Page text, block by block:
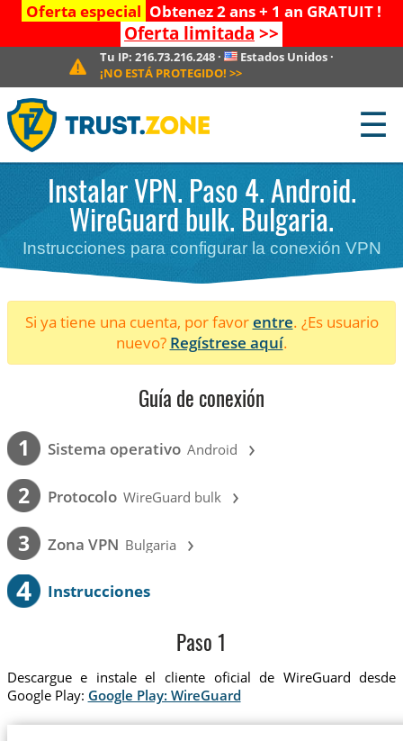
Oferta especial Obtenez 2 ans + 1 an GRATUIT !
Oferta limitada >>
Tu IP: 216.73.216.248· Estados Unidos ·
¡NO ESTÁ PROTEGIDO! >>
☰
Instalar VPN. Paso 4. Android.
WireGuard bulk. Bulgaria.
Instrucciones para configurar la conexión VPN
Si ya tiene una cuenta, por favorentre. ¿Es usuario
nuevo? Regístrese aquí.
Guía de conexión
1 Sistema operativo Android ›
2 Protocolo WireGuard bulk ›
3 Zona VPN Bulgaria ›
4 Instrucciones
Paso 1
Descargue e instale el cliente oficial de WireGuard desde
Google Play: Google Play: WireGuard